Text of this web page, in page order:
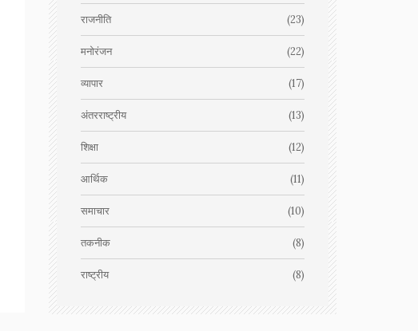
राजनीति (23)
मनोरंजन (22)
व्यापार (17)
अंतरराष्ट्रीय (13)
शिक्षा (12)
आर्थिक (11)
समाचार (10)
तकनीक (8)
राष्ट्रीय (8)